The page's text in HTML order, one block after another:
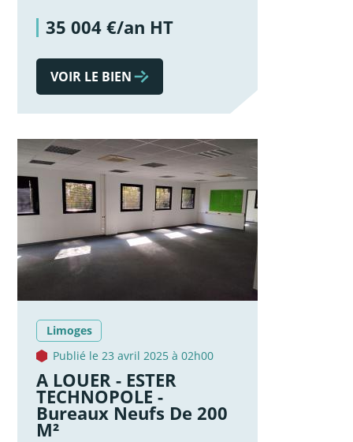
35 004 €/an HT
VOIR LE BIEN
Limoges
Publié le 23 avril 2025 à 02h00
A LOUER - ESTER
TECHNOPOLE -
Bureaux Neufs De 200
M²